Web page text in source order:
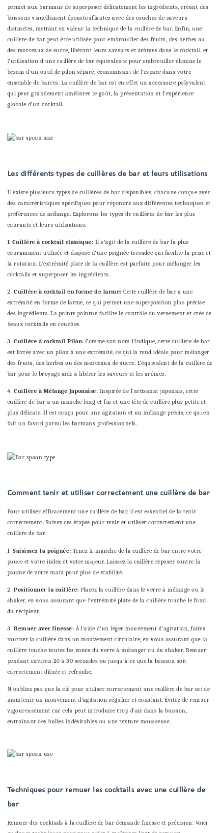
permet aux barmans de superposer délicatement les ingrédients, créant des
boissons visuellement époustouflantes avec des couches de saveurs
distinctes, mettant en valeur la technique de la cuillère de bar. Enfin, une
cuillère de bar peut être utilisée pour embrouiller des fruits, des herbes ou
des morceaux de sucre, libérant leurs saveurs et arômes dans le cocktail, et
l'utilisation d'une cuillère de bar équivalente pour embrouiller élimine le
besoin d'un outil de pilon séparé, économisant de l'espace dans votre
ensemble de barres. La cuillère de bar est en effet un accessoire polyvalent
qui peut grandement améliorer le goût, la présentation et l'expérience
globale d'un cocktail.
Les différents types de cuillères de bar et leurs utilisations
Il existe plusieurs types de cuillères de bar disponibles, chacune conçue avec
des caractéristiques spécifiques pour répondre aux différentes techniques et
préférences de mélange. Explorons les types de cuillères de bar les plus
courants et leurs utilisations:
1 Cuillère à cocktail classique: Il s'agit de la cuillère de bar la plus
couramment utilisée et dispose d'une poignée torsadée qui facilite la prise et
la rotation. L'extrémité plate de la cuillère est parfaite pour mélanger les
cocktails et superposer les ingrédients.
2 Cuillère à cocktail en forme de larme:Cette cuillère de bar a une
extrémité en forme de larme, ce qui permet une superposition plus précise
des ingrédients. La pointe pointue facilite le contrôle du versement et crée de
beaux cocktails en couches.
3 Cuillère à cocktail Pilon:Comme son nom l'indique, cette cuillère de bar
est livrée avec un pilon à une extrémité, ce qui la rend idéale pour mélanger
des fruits, des herbes ou des morceaux de sucre. L'équivalent de la cuillère de
bar pour le broyage aide à libérer les saveurs et les arômes.
4 Cuillère à Mélange Japonaise: Inspirée de l'artisanat japonais, cette
cuillère de bar a un manche long et fin et une tête de cuillère plus petite et
plus délicate. Il est conçu pour une agitation et un mélange précis, ce qui en
fait un favori parmi les barmans professionnels.
Comment tenir et utiliser correctement une cuillère de bar
Pour utiliser efficacement une cuillère de bar, il est essentiel de la tenir
correctement. Suivez ces étapes pour tenir et utiliser correctement une
cuillère de bar:
1 Saisissez la poignée:Tenez le manche de la cuillère de bar entre votre
pouce et votre index et votre majeur. Laissez la cuillère reposer contre la
paume de votre main pour plus de stabilité.
2 Positionner la cuillère:Placez la cuillère dans le verre à mélange ou le
shaker, en vous assurant que l'extrémité plate de la cuillère touche le fond
du récipient.
3 Remuer avec finesse: À l'aide d'un léger mouvement d'agitation, faites
tourner la cuillère dans un mouvement circulaire, en vous assurant que la
cuillère touche toutes les zones du verre à mélanger ou du shaker. Remuer
pendant environ 20 à 30 secondes ou jusqu'à ce que la boisson soit
correctement diluée et refroidie.
N'oubliez pas que la clé pour utiliser correctement une cuillère de bar est de
maintenir un mouvement d'agitation régulier et constant. Évitez de remuer
vigoureusement car cela peut introduire trop d'air dans la boisson,
entraînant des bulles indésirables ou une texture mousseuse.
Techniques pour remuer les cocktails avec une cuillère de
bar
Remuer des cocktails à la cuillère de bar demande finesse et précision. Voici